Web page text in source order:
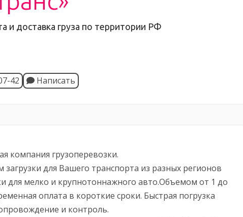
и доставка груза по территории РФ
42 Написать
компания грузоперевозки.
загрузки для Вашего транспорта из разных регионов
для мелко и крупнотоннажного авто.Объемом от 1 до
оплата в короткие сроки. Быстрая погрузка
и контроль.